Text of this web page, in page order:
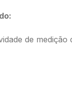
de medição